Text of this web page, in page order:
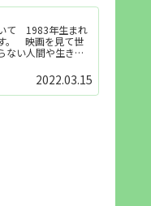
て 1983年生まれ
。 映画を見て世
ない人間や生き物
界に触れることが
てます。「映画を
度を高い」とわか
2022.03.15